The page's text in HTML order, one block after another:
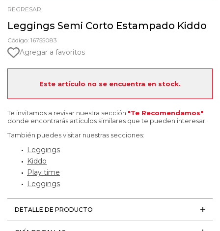
REGRESAR
Leggings Semi Corto Estampado Kiddo
Código: 16755083
Agregar a favoritos
Este artículo no se encuentra en stock.
Te invitamos a revisar nuestra sección "Te Recomendamos"
donde encontrarás artículos similares que te pueden interesar.
También puedes visitar nuestras secciones:
Leggings
Kiddo
Play time
Leggings
DETALLE DE PRODUCTO